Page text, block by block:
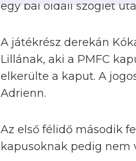
egy bal oldali szöglet
A játékrész derekán
Lillának, aki a PMFC
elkerülte a kaput. A
Adrienn.
Az első félidő második
kapusoknak pedig nem